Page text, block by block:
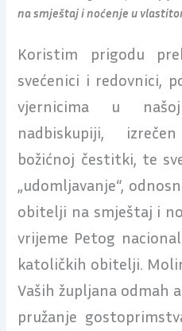
na smještaj i noćenje u
Koristim prigodu
svećenici i redovnici,
vjernicima u našoj
nadbiskupiji,
božićnoj čestitki, te
„udomljavanje“,
obitelji na smještaj i
vrijeme Petog
katoličkih obitelji.
Vaših župljana odmah
pružanje